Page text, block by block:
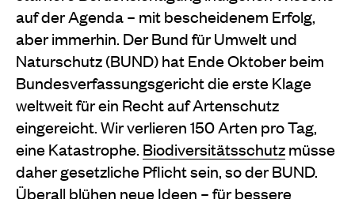
auf der Agenda – mit bescheidenem Erfolg,
aber immerhin. Der Bund für Umwelt und
Naturschutz (BUND) hat Ende Oktober beim
Bundesverfassungsgericht die erste Klage
weltweit für ein Recht auf Artenschutz
eingereicht. Wir verlieren 150 Arten pro Tag,
eine Katastrophe. Biodiversitätsschutzmüsse
daher gesetzliche Pflicht sein, so der BUND.
Überall blühen neue Ideen – für bessere